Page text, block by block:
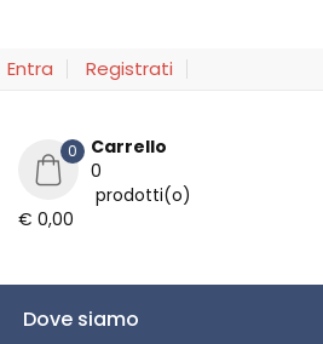
Entra Registrati
0
Carrello
0
prodotti(o)
€ 0,00
Dove siamo